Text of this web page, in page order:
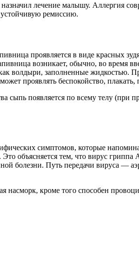
лечение малышу. Аллергия
ремиссию.
проявляется в виде красных
возникает, обычно, во время
волдыри, заполненные жидкостью.
проявлять беспокойство, плакать,
сыпь появляется по всему телу (при
симптомов, которые
объясняется тем, что вирус
болезни. Путь передачи вируса —
кроме того способен